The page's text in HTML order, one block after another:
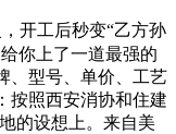
开工后秒变“乙方孙
你上了一道最强的
、型号、单价、工艺
按照西安消协和住建
的设想上。来自美